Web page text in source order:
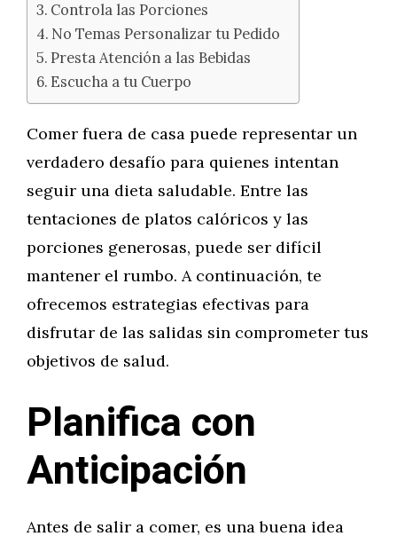
Controla las Porciones
No Temas Personalizar tu Pedido
Presta Atención a las Bebidas
Escucha a tu Cuerpo
Comer fuera de casa puede representar un
verdadero desafío para quienes intentan
seguir una dieta saludable. Entre las
tentaciones de platos calóricos y las
porciones generosas, puede ser difícil
mantener el rumbo. A continuación, te
ofrecemos estrategias efectivas para
disfrutar de las salidas sin comprometer tus
objetivos de salud.
Planifica con
Anticipación
Antes de salir a comer, es una buena idea